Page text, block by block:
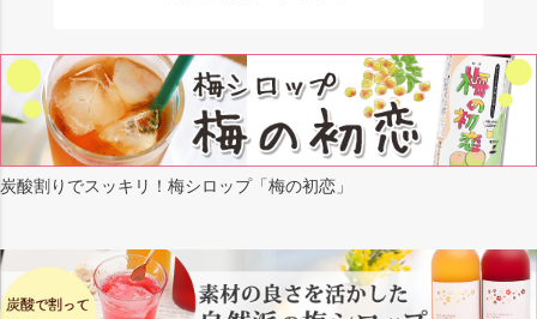
炭酸割りでスッキリ！梅シロップ「梅の初恋」